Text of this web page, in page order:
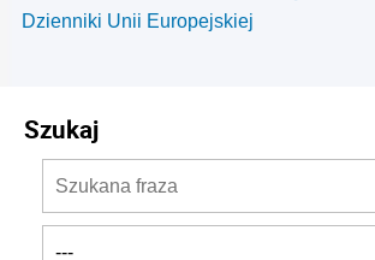
Dzienniki Unii Europejskiej
Szukaj